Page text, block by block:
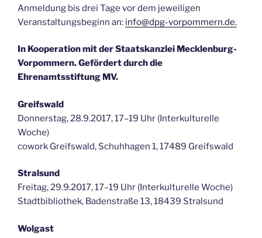
Anmeldung bis drei Tage vor dem jeweiligen
Veranstaltungsbeginn an: info@dpg-vorpommern.de.
In Kooperation mit der Staatskanzlei Mecklenburg-
Vorpommern.Gefördert durch die
Ehrenamtsstiftung MV.
Greifswald
Donnerstag, 28.9.2017, 17–19 Uhr (Interkulturelle
Woche)
cowork Greifswald, Schuhhagen 1, 17489 Greifswald
Stralsund
Freitag, 29.9.2017, 17–19 Uhr (Interkulturelle Woche)
Stadtbibliothek, Badenstraße 13, 18439 Stralsund
Wolgast